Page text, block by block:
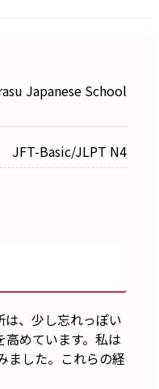
Japanese School
JFT-Basic/JLPT N4
、少し忘れっぽい
めています。私は
ました。これらの経